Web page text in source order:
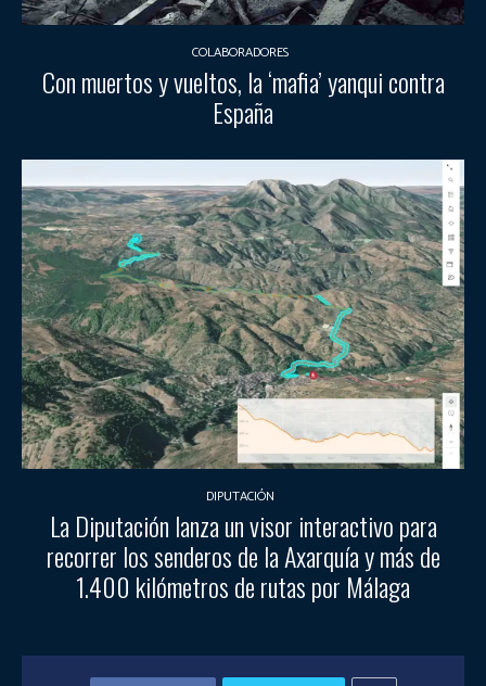
COLABORADORES
Con muertos y vueltos, la ‘mafia’ yanqui contra
España
DIPUTACIÓN
La Diputación lanza un visor interactivo para
recorrer los senderos de la Axarquía y más de
1.400 kilómetros de rutas por Málaga